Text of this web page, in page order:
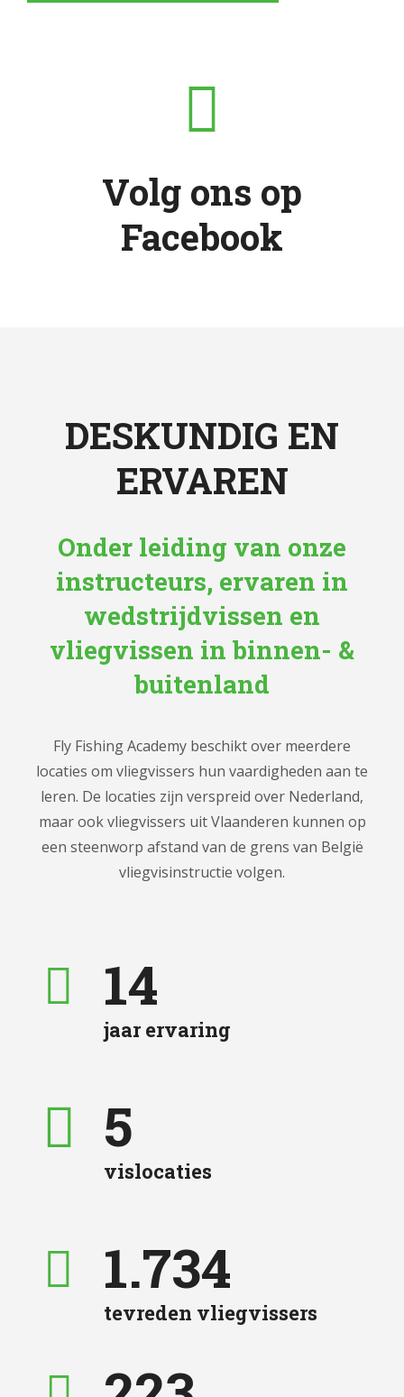
Volg ons op
Facebook
DESKUNDIG EN
ERVAREN
Onder leiding van onze
instructeurs, ervaren in
wedstrijdvissen en
vliegvissen in binnen- &
buitenland
Fly Fishing Academy beschikt over meerdere
locaties om vliegvissers hun vaardigheden aan te
leren. De locaties zijn verspreid over Nederland,
maar ook vliegvissers uit Vlaanderen kunnen op
een steenworp afstand van de grens van België
vliegvisinstructie volgen.
14
jaar ervaring
5
vislocaties
1.742
tevreden vliegvissers